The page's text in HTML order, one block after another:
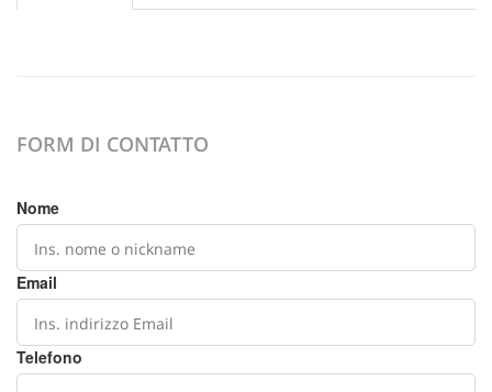
FORM DI CONTATTO
Nome
Email
Telefono